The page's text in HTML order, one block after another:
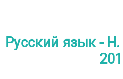
Русский язык -